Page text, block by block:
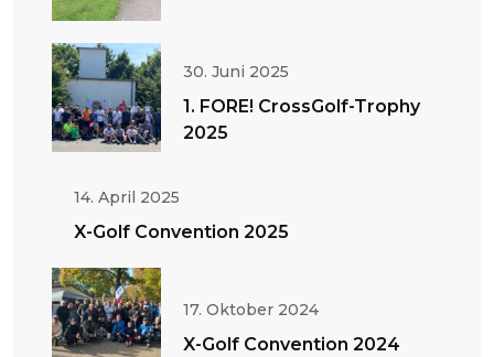
30. Juni 2025
1. FORE! CrossGolf-Trophy
2025
14. April 2025
X-Golf Convention 2025
17. Oktober 2024
X-Golf Convention 2024